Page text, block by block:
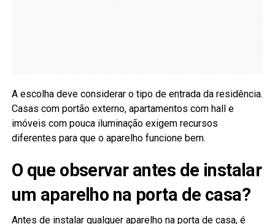
A escolha deve considerar o tipo de entrada da residência.
Casas com portão externo, apartamentos com hall e
imóveis com pouca iluminação exigem recursos
diferentes para que o aparelho funcione bem.
O que observar antes de instalar
um aparelho na porta de casa?
Antes de instalar qualquer aparelho na porta de casa, é